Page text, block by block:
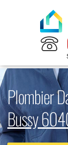
Plombier
Bussy